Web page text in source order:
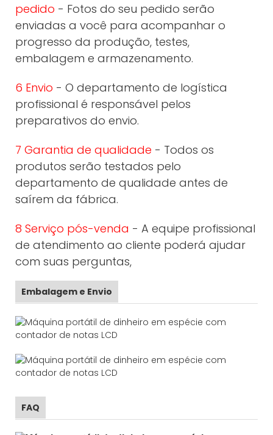
pedido - Fotos do seu pedido serão
enviadas a você para acompanhar o
progresso da produção, testes,
embalagem e armazenamento.
6 Envio - O departamento de logística
profissional é responsável pelos
preparativos do envio.
7 Garantia de qualidade - Todos os
produtos serão testados pelo
departamento de qualidade antes de
saírem da fábrica.
8 Serviço pós-venda - A equipe profissional
de atendimento ao cliente poderá ajudar
com suas perguntas,
Embalagem e Envio
FAQ